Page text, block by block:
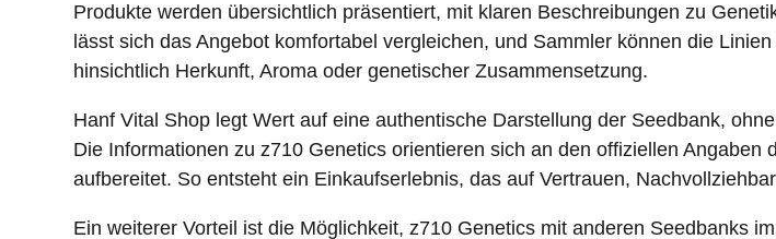
Produkte werden übersichtlich präsentiert, mit klaren Beschreibungen zu
lässt sich das Angebot komfortabel vergleichen, und Sammler können die
hinsichtlich Herkunft, Aroma oder genetischer Zusammensetzung.
Hanf Vital Shop legt Wert auf eine authentische Darstellung der Seedbank,
Die Informationen zu z710 Genetics orientieren sich an den offiziellen
aufbereitet. So entsteht ein Einkaufserlebnis, das auf Vertrauen,
Ein weiterer Vorteil ist die Möglichkeit, z710 Genetics mit anderen Seedbanks